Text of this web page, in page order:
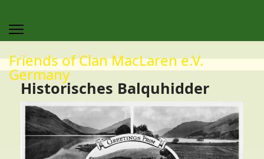
Friends of Clan MacLaren e.V.
Germany
Historisches Balquhidder